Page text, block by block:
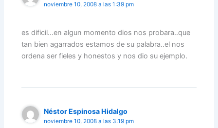
noviembre 10, 2008 a las 1:39 pm
es dificil…en algun momento dios nos probara..que
tan bien agarrados estamos de su palabra..el nos
ordena ser fieles y honestos y nos dio su ejemplo.
Néstor Espinosa Hidalgo
noviembre 10, 2008 a las 3:19 pm